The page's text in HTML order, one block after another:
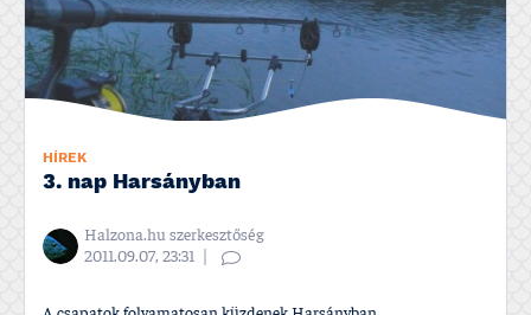
HÍREK
3. nap Harsányban
Halzona.hu szerkesztőség
2011.09.07, 23:31